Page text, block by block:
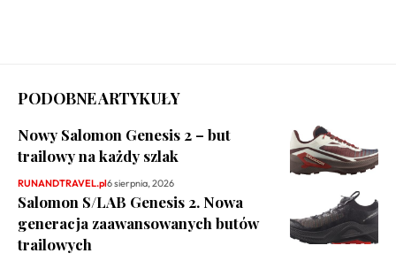
PODOBNE ARTYKUŁY
Nowy Salomon Genesis 2 – but
trailowy na każdy szlak
RUNANDTRAVEL.pl6 sierpnia, 2026
Salomon S/LAB Genesis 2. Nowa
generacja zaawansowanych butów
trailowych